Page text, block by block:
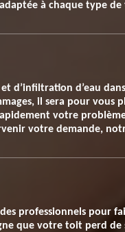
à chaque type
d’eau
il sera pour vous
votre
votre demande,
professionnels pour
que votre toit perd